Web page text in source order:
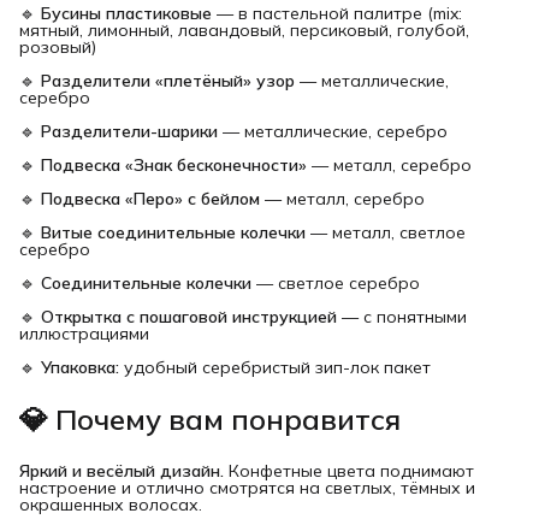
🔹 Бусины пластиковые — в пастельной палитре (mix:
мятный, лимонный, лавандовый, персиковый, голубой,
розовый)
🔹 Разделители «плетёный» узор — металлические,
серебро
🔹 Разделители-шарики — металлические, серебро
🔹 Подвеска «Знак бесконечности» — металл, серебро
🔹 Подвеска «Перо» с бейлом — металл, серебро
🔹 Витые соединительные колечки — металл, светлое
серебро
🔹 Соединительные колечки — светлое серебро
🔹 Открытка с пошаговой инструкцией — с понятными
иллюстрациями
🔹 Упаковка: удобный серебристый зип-лок пакет
💎 Почему вам понравится
Яркий и весёлый дизайн. Конфетные цвета поднимают
настроение и отлично смотрятся на светлых, тёмных и
окрашенных волосах.